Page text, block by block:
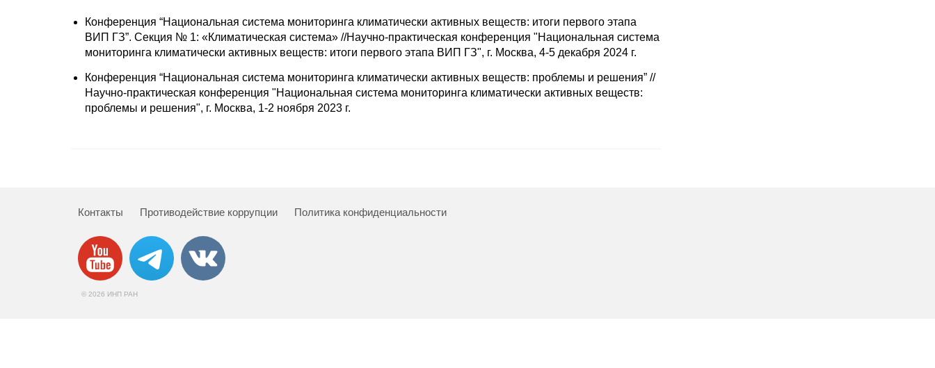
Конференция “Национальная система мониторинга климатически активных веществ: итоги первого этапа
ВИП ГЗ”. Cекция № 1: «Климатическая система» //Научно-практическая конференция "Национальная система
мониторинга климатически активных веществ: итоги первого этапа ВИП ГЗ", г. Москва, 4-5 декабря 2024 г.
Конференция “Национальная система мониторинга климатически активных веществ: проблемы и решения” //
Научно-практическая конференция "Национальная система мониторинга климатически активных веществ:
проблемы и решения", г. Москва, 1-2 ноября 2023 г.
Контакты Противодействие коррупции Политика конфиденциальности
© 2026 ИНП РАН